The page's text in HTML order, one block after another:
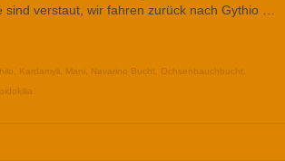
sind verstaut, wir fahren zurück nach Gythio …
Kardamyli Mani Navarino Bucht Ochsenbauchbucht